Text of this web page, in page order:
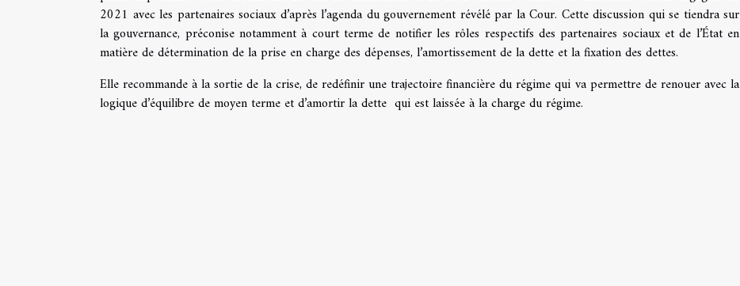
2021 avec les partenaires sociaux d’après l’agenda du gouvernement révélé par la Cour. Cette discussion qui se tiendra sur
la gouvernance, préconise notamment à court terme de notifier les rôles respectifs des partenaires sociaux et de l’État en
matière de détermination de la prise en charge des dépenses, l’amortissement de la dette et la fixation des dettes.
Elle recommande à la sortie de la crise, de redéfinir une trajectoire financière du régime qui va permettre de renouer avec la
logique d’équilibre de moyen terme et d’amortir la dette qui est laissée à la charge du régime.